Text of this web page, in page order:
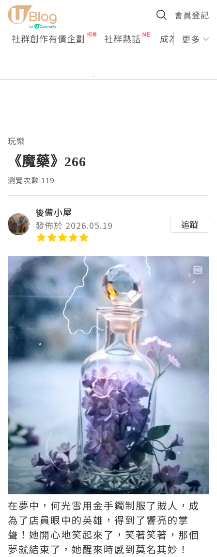
會員登記
社群創作有價企劃 社群熱話 成為U更多
玩樂
《魔藥》266
瀏覽次數:119
後備小屋
發佈於 2026.05.19
追蹤
在夢中，何光雪用金手鐲制服了賊人，成
為了店員眼中的英雄，得到了響亮的掌
聲！她開心地笑起來了，笑著笑著，那個
夢就結束了，她醒來時感到莫名其妙！